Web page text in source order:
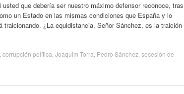
que debería ser nuestro máximo defensor reconoce, tras
un Estado en las mismas condiciones que España y lo
¿La equidistancia, Señor Sánchez, es la traición
corrupción política Joaquim Torra Pedro Sánchez secesión de